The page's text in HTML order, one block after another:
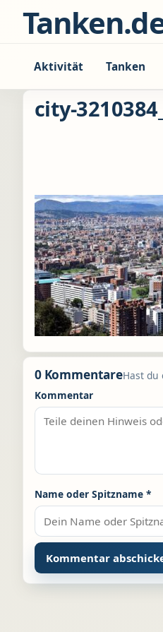
Zum Inhalt springen
Aktivität Tanken
city-
0 KommentareHast du
Kommentar
Name oder Spitzname *